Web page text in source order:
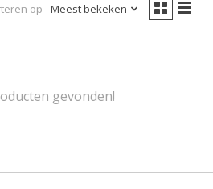
op Meest bekeken
gevonden!